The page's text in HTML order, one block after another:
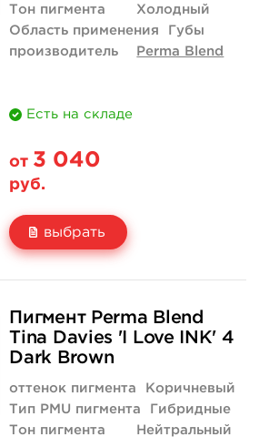
Тон пигмента
Холодный
Область применения
Губы
производитель
Perma Blend
Есть на складе
от 3 040
руб.
выбрать
3 040 руб.
купить
Пигмент Perma Blend
Tina Davies 'I Love INK' 4
Dark Brown
оттенок пигмента
Коричневый
Тип PMU пигмента
Гибридные
Тон пигмента
Нейтральный